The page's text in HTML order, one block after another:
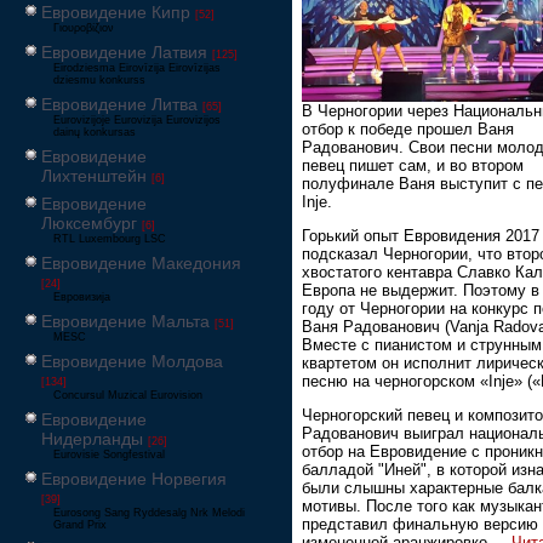
Евровидение Кипр [52]
Γιουροβίζιον
Евровидение Латвия [125]
Eirodziesma Eirovīzija Eirovīzijas
dziesmu konkurss
Евровидение Литва [65]
Eurovizijoje Eurovizija Eurovizijos
dainų konkursas
Евровидение
Лихтенштейн [6]
Евровидение
Люксембург [6]
RTL Luxembourg LSC
Евровидение Македония
[24]
Евровизија
Евровидение Мальта [51]
MESC
Евровидение Молдова
[134]
Concursul Muzical Eurovision
Евровидение
Нидерланды [26]
Eurovisie Songfestival
Евровидение Норвегия
[39]
Eurosong Sang Ryddesalg Nrk Melodi
Grand Prix
В Черногории через
отбор к победе прошел Ваня
Радованович. Свои песни
певец пишет сам, и во втором
полуфинале Ваня выступит с
Inje.
Горький опыт Евровидения 2017
подсказал Черногории, что
хвостатого кентавра Славко
Европа не выдержит. Поэтому в
году от Черногории на конкурс
Ваня Радованович (Vanja
Вместе с пианистом и струнным
квартетом он исполнит
песню на черногорском «Inje»
Черногорский певец и
Радованович выиграл
отбор на Евровидение с
балладой "Иней", в которой
были слышны характерные
мотивы. После того как
представил финальную версию